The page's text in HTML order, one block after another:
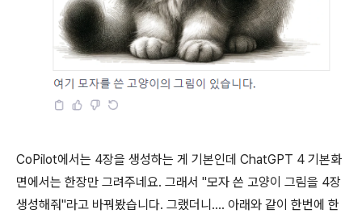
CoPilot에서는 4장을 생성하는 게 기본인데 ChatGPT 4 기본화
면에서는 한장만 그려주네요. 그래서 "모자 쓴 고양이 그림을 4장
생성해줘"라고 바꿔봤습니다. 그랬더니.... 아래와 같이 한번에 한